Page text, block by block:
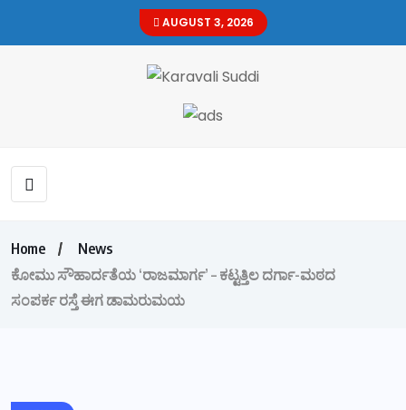
AUGUST 3, 2026
Home
News
ಕೋಮು ಸೌಹಾರ್ದತೆಯ ‘ರಾಜಮಾರ್ಗ’ – ಕಟ್ಟತ್ತಿಲ ದರ್ಗಾ-ಮಠದ
ಸಂಪರ್ಕ ರಸ್ತೆ ಈಗ ಡಾಮರುಮಯ